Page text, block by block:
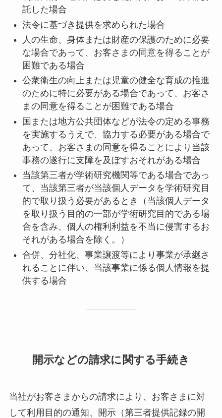
託した場合
法令に基づき提供を求められた場合
人の生命、身体または財産の保護のために必要
な場合であって、お客さまの同意を得ることが
困難である場合
公衆衛生の向上または児童の健全な育成の推進
のために特に必要がある場合であって、お客さ
まの同意を得ることが困難である場合
国または地方公共団体などが法令の定める事務
を実施するうえで、協力する必要がある場合で
あって、お客さまの同意を得ることにより当該
事務の遂行に支障を及ぼすおそれがある場合
当該第三者が学術研究機関等である場合であっ
て、当該第三者が当該個人データを学術研究目
的で取り扱う必要があるとき（当該個人データ
を取り扱う目的の一部が学術研究目的である場
合を含み、個人の権利利益を不当に侵害するお
それがある場合を除く。）
合併、分社化、事業譲渡等により事業が承継さ
れることに伴い、当該事業に係る個人情報を提
供する場合
開示などの請求に関する手続き
当社がお客さまからの請求により、お客さまに対
して利用目的の通知、開示（第三者提供記録の開